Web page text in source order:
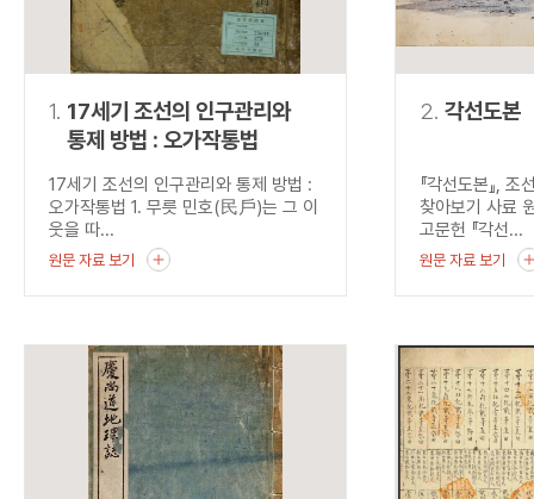
NOT 정조 NOT 정약용
“정조”가 나온
료를 검색
동시에 여러 개의 연산자를 사용할 수 있습니다.
1. 17세기 조선의 인구관리와
통제 방법 : 오가작통법
17세기 조선의 인구관리와 통제 방법 :
오가작통법 1. 무릇 민호(民戶)는 그 이
웃을 따...
원문 자료 보기
2. 각선도본
『각선도본』,
찾아보기 사료
고문헌 『각선...
원문 자료 보기